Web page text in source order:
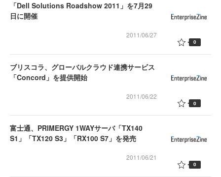
「Dell Solutions Roadshow 2011」を7月29
日に開催
2011/06/27
0
ブリスコラ、グローバルクラウド連携サービス
「Concord」を提供開始
2011/06/22
0
富士通、PRIMERGY 1WAYサーバ「TX140
S1」「TX120 S3」「RX100 S7」を発売
2011/06/21
0